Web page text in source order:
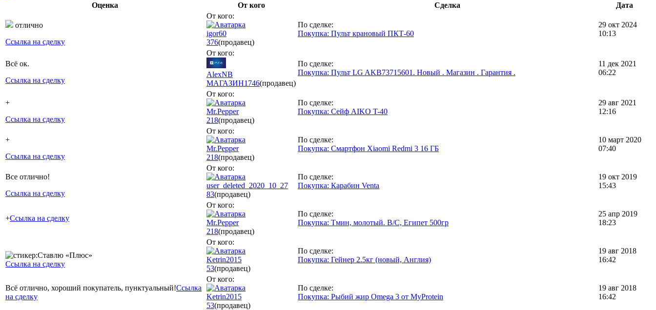
Оценка
От кого Сделка Дата
отлично
Ссылка на сделку
От кого:
igor60
376(продавец)
По сделке:
Покупка: Пульт крановый ПКТ-60
29 окт 2024
10:13
Всё ок.
Ссылка на сделку
От кого:
AlexNB
МАГАЗИН1746(продавец)
По сделке:
Покупка: Пульт LG AKB73715601. Новый . Магазин . Гарантия .
11 дек 2021
06:22
+
Ссылка на сделку
От кого:
Mr.Pepper
218(продавец)
По сделке:
Покупка: Сейф AIKO T-40
29 авг 2021
12:16
+
Ссылка на сделку
От кого:
Mr.Pepper
218(продавец)
По сделке:
Покупка: Смартфон Xiaomi Redmi 3 16 ГБ
10 март 2020
07:40
Все отлично!
Ссылка на сделку
От кого:
user_deleted_2020_10_27
83(продавец)
По сделке:
Покупка: Карабин Venta
19 окт 2019
15:43
+Ссылка на сделку
От кого:
Mr.Pepper
218(продавец)
По сделке:
Покупка: Тмин, молотый. В/C, Египет 500гр
25 апр 2019
18:23
Ссылка на сделку
От кого:
Ketrin2015
53(продавец)
По сделке:
Покупка: Гейнер 2.5кг (новый, Англия)
19 авг 2018
16:42
Всё отлично, хороший покупатель, пунктуальный!Ссылка
на сделку
От кого:
Ketrin2015
53(продавец)
По сделке:
Покупка: Рыбий жир Omega 3 от MyProtein
19 авг 2018
16:42